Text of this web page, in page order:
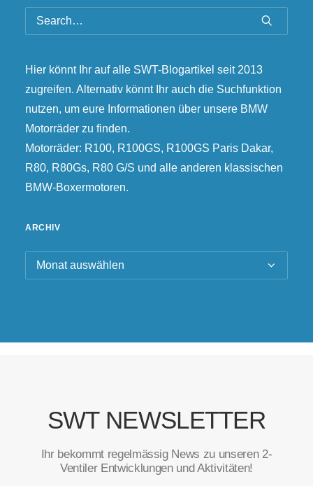
Hier könnt Ihr auf alle SWT-Blogartikel seit 2013
zugreifen. Alternativ könnt Ihr auch die Suchfunktion
nutzen, um eure Informationen über unsere BMW
Motorräder zu finden.
Motorräder: R100, R100GS, R100GS Paris Dakar,
R80, R80Gs, R80 G/S und alle anderen klassischen
BMW-Boxermotoren.
ARCHIV
Archiv
SWT NEWSLETTER
Ihr bekommt regelmässig News zu unseren 2-
Ventiler Entwicklungen und Aktivitäten!